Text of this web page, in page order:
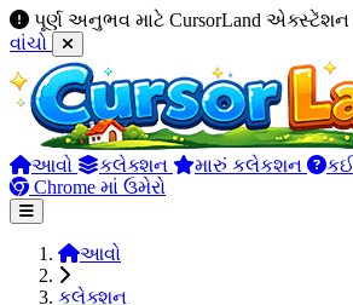
પૂર્ણ અનુભવ માટે CursorLand એક્સ્ટેંશન
વાંચો
આવો કલેક્શન મારું કલેકશન
કઈ
Chrome માં ઉમેરો
આવો
કલેક્શન